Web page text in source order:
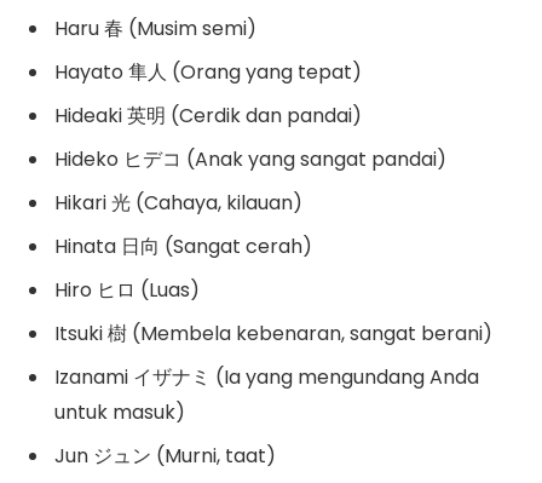
Haru 春 (Musim semi)
Hayato 隼人 (Orang yang tepat)
Hideaki 英明 (Cerdik dan pandai)
Hideko ヒデコ (Anak yang sangat pandai)
Hikari 光 (Cahaya, kilauan)
Hinata 日向 (Sangat cerah)
Hiro ヒロ (Luas)
Itsuki 樹 (Membela kebenaran, sangat berani)
Izanami イザナミ (Ia yang mengundang Anda
untuk masuk)
Jun ジュン (Murni, taat)